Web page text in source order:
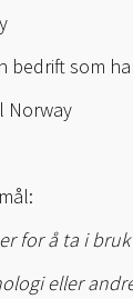
som
Norway
for å ta i
eller